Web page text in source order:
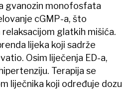
gvanozin monofosfata
cGMP-a, što
glatkih mišića.
lijeka koji sadrže
Osim liječenja ED-a,
Terapija se
liječnika koji određuje dozu